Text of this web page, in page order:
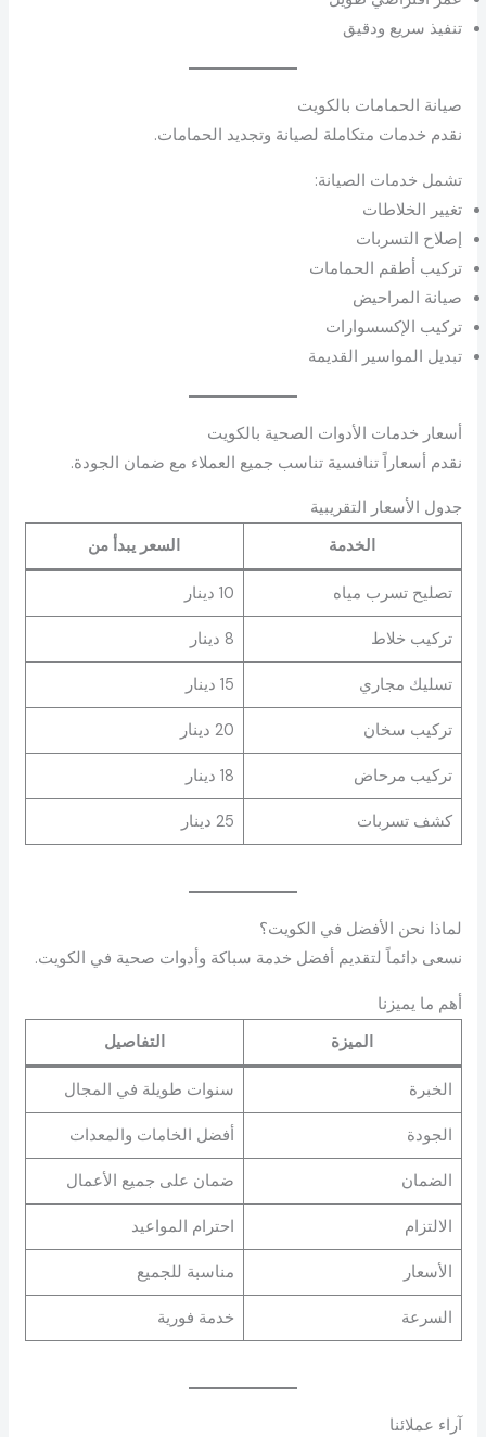
تنفيذ سريع ودقيق
صيانة الحمامات بالكويت
نقدم خدمات متكاملة لصيانة وتجديد الحمامات.
تشمل خدمات الصيانة:
تغيير الخلاطات
إصلاح التسربات
تركيب أطقم الحمامات
صيانة المراحيض
تركيب الإكسسوارات
تبديل المواسير القديمة
أسعار خدمات الأدوات الصحية بالكويت
نقدم أسعاراً تنافسية تناسب جميع العملاء مع ضمان الجودة.
جدول الأسعار التقريبية
الخدمة
السعر يبدأ من
تصليح تسرب مياه 10 دينار
تركيب خلاط 8 دينار
تسليك مجاري 15 دينار
تركيب سخان 20 دينار
تركيب مرحاض 18 دينار
كشف تسربات 25 دينار
لماذا نحن الأفضل في الكويت؟
نسعى دائماً لتقديم أفضل خدمة سباكة وأدوات صحية في الكويت.
أهم ما يميزنا
الميزة
التفاصيل
الخبرة سنوات طويلة في المجال
الجودة أفضل الخامات والمعدات
الضمان ضمان على جميع الأعمال
الالتزام احترام المواعيد
الأسعار مناسبة للجميع
السرعة خدمة فورية
آراء عملائنا